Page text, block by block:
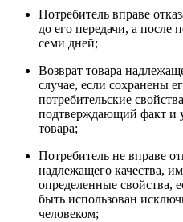
Потребитель вправе
до его передачи, а после
семи дней;
Возврат товара
случае, если сохранены
потребительские
подтверждающий факт и
товара;
Потребитель не вправе
надлежащего качества,
определенные свойства,
быть использован
человеком;